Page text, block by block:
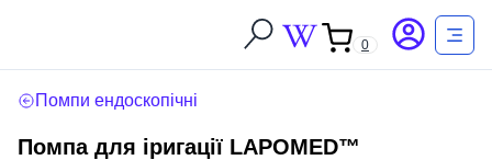
0
Помпи ендоскопічні
Помпа для іригації LAPOMED™